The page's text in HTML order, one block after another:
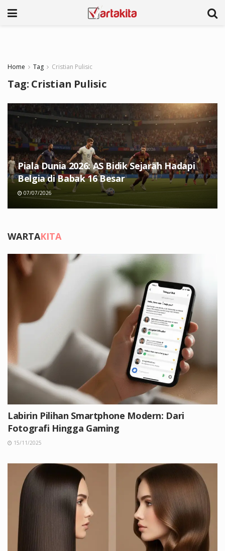
Home Tag Cristian Pulisic
Tag: Cristian Pulisic
Piala Dunia 2026: AS Bidik Sejarah Hadapi
Belgia di Babak 16 Besar
07/07/2026
WARTAKITA
Labirin Pilihan Smartphone Modern: Dari
Fotografi Hingga Gaming
15/11/2025